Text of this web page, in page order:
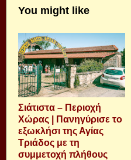
You might like
Σιάτιστα – Περιοχή
Χώρας | Πανηγύρισε το
εξωκλήσι της Αγίας
Τριάδος με τη
συμμετοχή πλήθους